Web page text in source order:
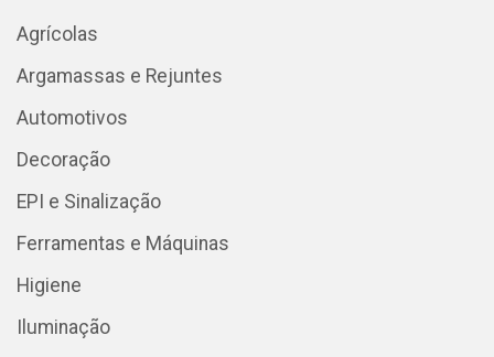
Agrícolas
Argamassas e Rejuntes
Automotivos
Decoração
EPI e Sinalização
Ferramentas e Máquinas
Higiene
Iluminação